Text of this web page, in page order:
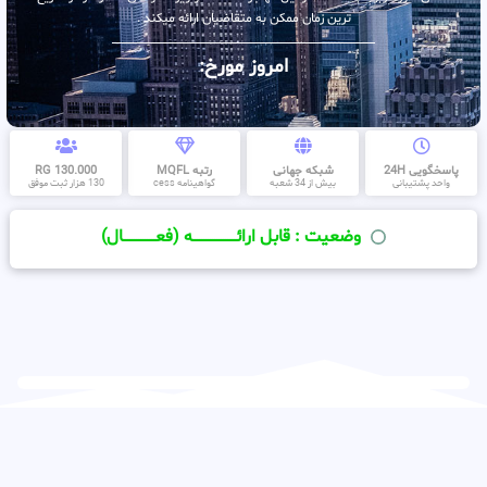
ترین زمان ممکن به متقاضیان ارائه میکند .
امروز مورخ:
پاسخگویی 24H
واحد پشتیبانی
شبکه جهانی
بیش از 34 شعبه
رتبه MQFL
گواهینامه cess
130.000 RG
130 هزار ثبت موفق
وضعیت : قابل ارائــــــــــــــــــــه (فعـــــــــــــــال)